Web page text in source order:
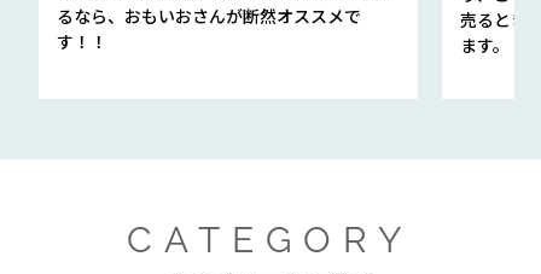
るなら、おもいおさんが断然オススメで
す！！
売るとき
ます。
CATEGORY